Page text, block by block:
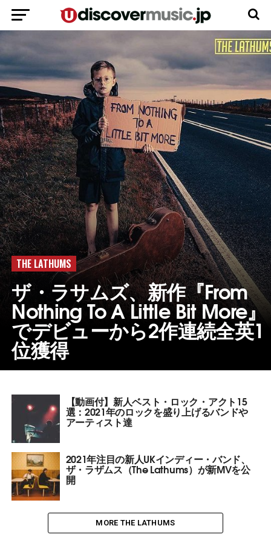
THE LATHUMS
ザ・ラサムズ、新作『From
Nothing To A Little Bit More』
でデビューから2作連続全英1
位獲得
【動画付】新人ベスト・ロック・アクト15
選：2021年のロックを盛り上げるバンドや
アーティスト達
2021年注目の新人UKインディー・バンド、
ザ・ラザムス（The Lathums）が新MVを公
開
MORE THE LATHUMS